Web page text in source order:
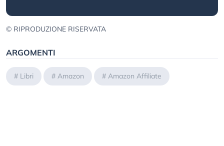
© RIPRODUZIONE RISERVATA
ARGOMENTI
# Libri # Amazon # Amazon Affiliate